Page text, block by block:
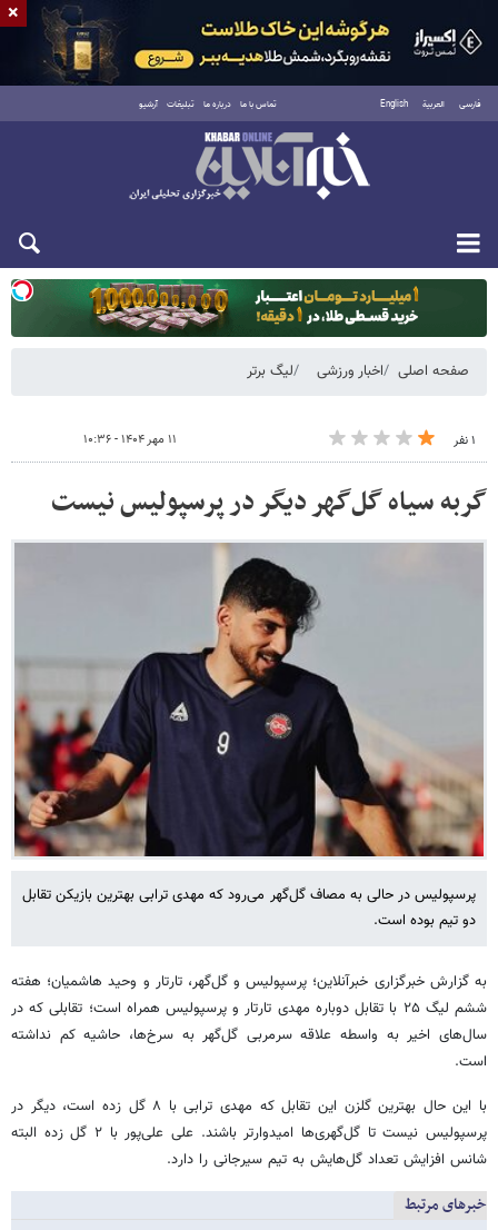
فارسی العربية English تماس با ما درباره ما تبلیغات آرشیو
یکشنبه ۱۸ مرداد ۱۴۰۵
صفحه اصلی اخبار ورزشی لیگ برتر
۱ نفر ۱۱ مهر ۱۴۰۴ - ۱۰:۳۶
گربه سیاه گل‌گهر دیگر در پرسپولیس نیست
پرسپولیس در حالی به مصاف گل‌گهر می‌رود که مهدی ترابی بهترین بازیکن تقابل
دو تیم بوده است.
به گزارش خبرگزاری خبرآنلاین؛ پرسپولیس و گل‌گهر، تارتار و وحید هاشمیان؛ هفته
ششم لیگ ۲۵ با تقابل دوباره مهدی تارتار و پرسپولیس همراه است؛ تقابلی که در
سال‌های اخیر به واسطه علاقه سرمربی گل‌گهر به سرخ‌ها، حاشیه کم نداشته
است.
با این حال بهترین گلزن این تقابل که مهدی ترابی با ۸ گل زده است، دیگر در
پرسپولیس نیست تا گل‌گهری‌ها امیدوارتر باشند. علی علی‌پور با ۲ گل زده البته
شانس افزایش تعداد گل‌هایش به تیم سیرجانی را دارد.
خبرهای مرتبط
×